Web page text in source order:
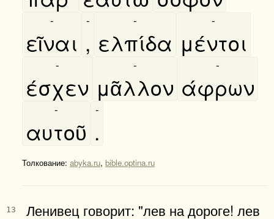
εῖναι
-
,
-
ελπίδα
-
μέντοι
-
έσχεν
-
μᾶλλον
-
άφρων
-
αυτοῦ
-
.
-
Толкование: abyka.ru, bible.optina.ru
13 Ленивец говорит: "лев на дороге! лев